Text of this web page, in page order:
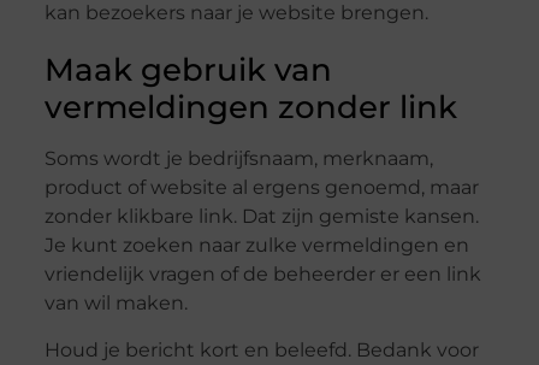
kan bezoekers naar je website brengen.
Maak gebruik van
vermeldingen zonder link
Soms wordt je bedrijfsnaam, merknaam,
product of website al ergens genoemd, maar
zonder klikbare link. Dat zijn gemiste kansen.
Je kunt zoeken naar zulke vermeldingen en
vriendelijk vragen of de beheerder er een link
van wil maken.
Houd je bericht kort en beleefd. Bedank voor